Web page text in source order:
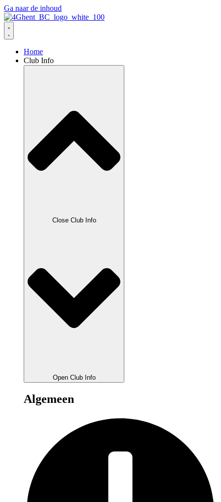
Ga naar de inhoud
Home
Club Info
Close Club Info
Open Club Info
Algemeen